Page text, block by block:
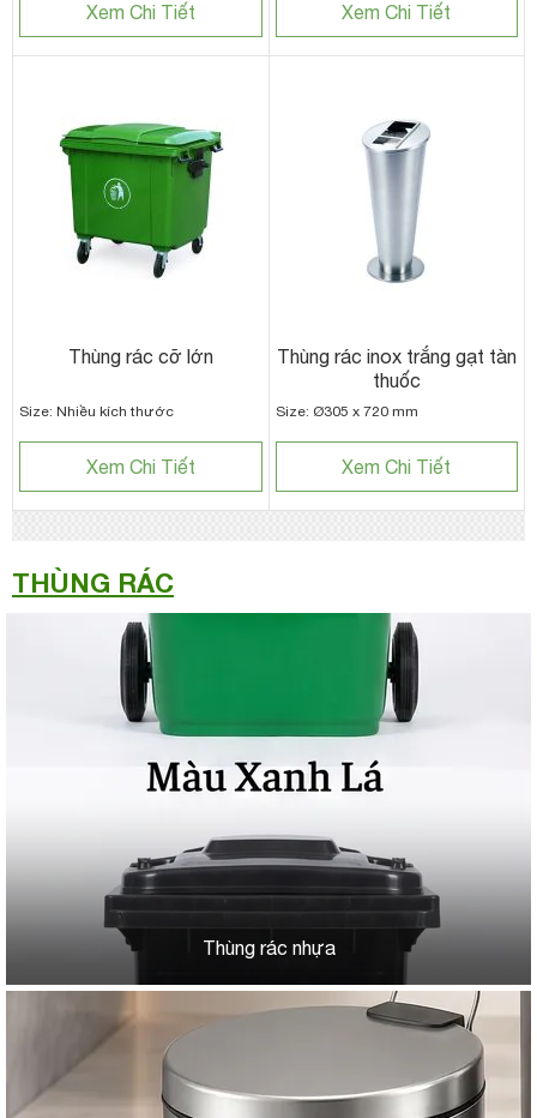
Xem Chi Tiết Xem Chi Tiết
Thùng rác cỡ lớn
Size: Nhiều kích thước
Xem Chi Tiết
Thùng rác inox trắng gạt tàn
thuốc
Size: Ø305 x 720 mm
Xem Chi Tiết
THÙNG RÁC
Thùng rác nhựa